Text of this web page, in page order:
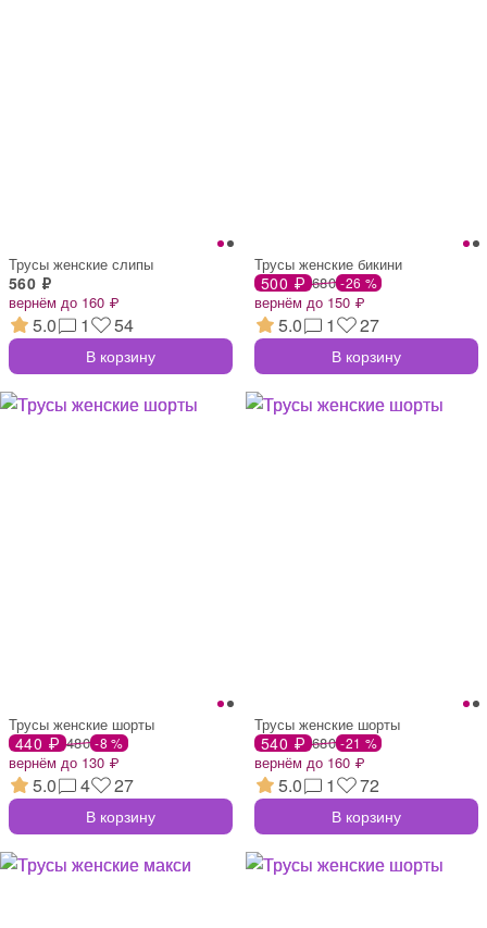
Трусы женские слипы
560 ₽
вернём до 160 ₽
5.0 1 54
В корзину
Трусы женские бикини
500 ₽ 680 -26 %
вернём до 150 ₽
5.0 1 27
В корзину
Трусы женские шорты
440 ₽ 480 -8 %
вернём до 130 ₽
5.0 4 27
В корзину
Трусы женские шорты
540 ₽ 680 -21 %
вернём до 160 ₽
5.0 1 72
В корзину